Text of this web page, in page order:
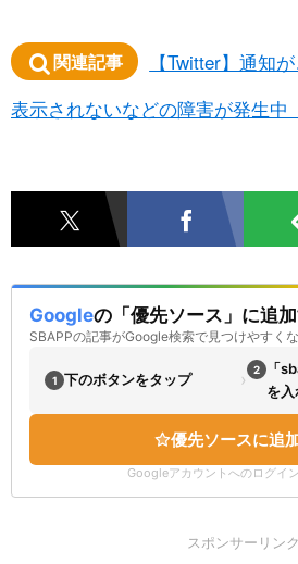
関連記事
【Twitter】通知
表示されないなどの障害が発生中
Googleの「優先ソース」に追
SBAPPの記事がGoogle検索で見つけやすく
1 下のボタンをタップ › 2
「
を入
優先ソースに追
Googleアカウントへのログイ
スポンサーリンク